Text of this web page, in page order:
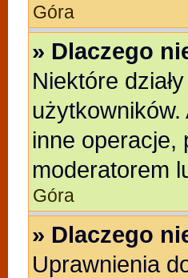
Góra
» Dlaczego
Niektóre
inne operacje,
moderatorem
Góra
» Dlaczego
Uprawnienia